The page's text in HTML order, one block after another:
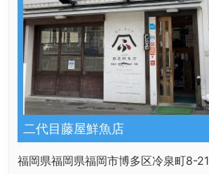
二代目藤屋鮮魚店
福岡県福岡県福岡市博多区冷泉町8-21